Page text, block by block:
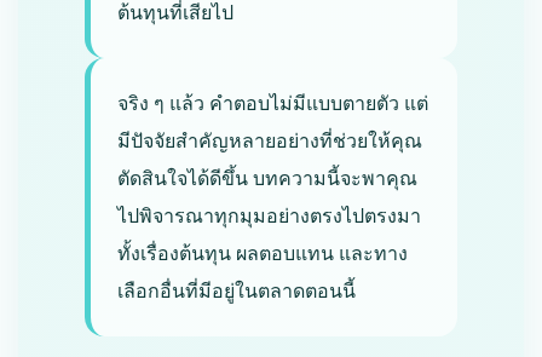
ต้นทุนที่เสียไป
จริง ๆ แล้ว คำตอบไม่มีแบบตายตัว แต่
มีปัจจัยสำคัญหลายอย่างที่ช่วยให้คุณ
ตัดสินใจได้ดีขึ้น บทความนี้จะพาคุณ
ไปพิจารณาทุกมุมอย่างตรงไปตรงมา
ทั้งเรื่องต้นทุน ผลตอบแทน และทาง
เลือกอื่นที่มีอยู่ในตลาดตอนนี้